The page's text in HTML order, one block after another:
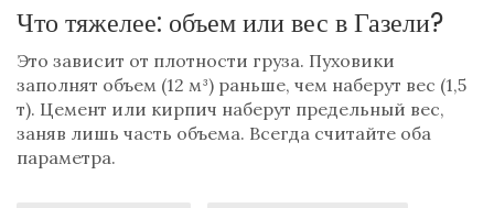
Что тяжелее: объем или вес в Газели?
Это зависит от плотности груза. Пуховики
заполнят объем (12 м³) раньше, чем наберут вес (1,5
т). Цемент или кирпич наберут предельный вес,
заняв лишь часть объема. Всегда считайте оба
параметра.